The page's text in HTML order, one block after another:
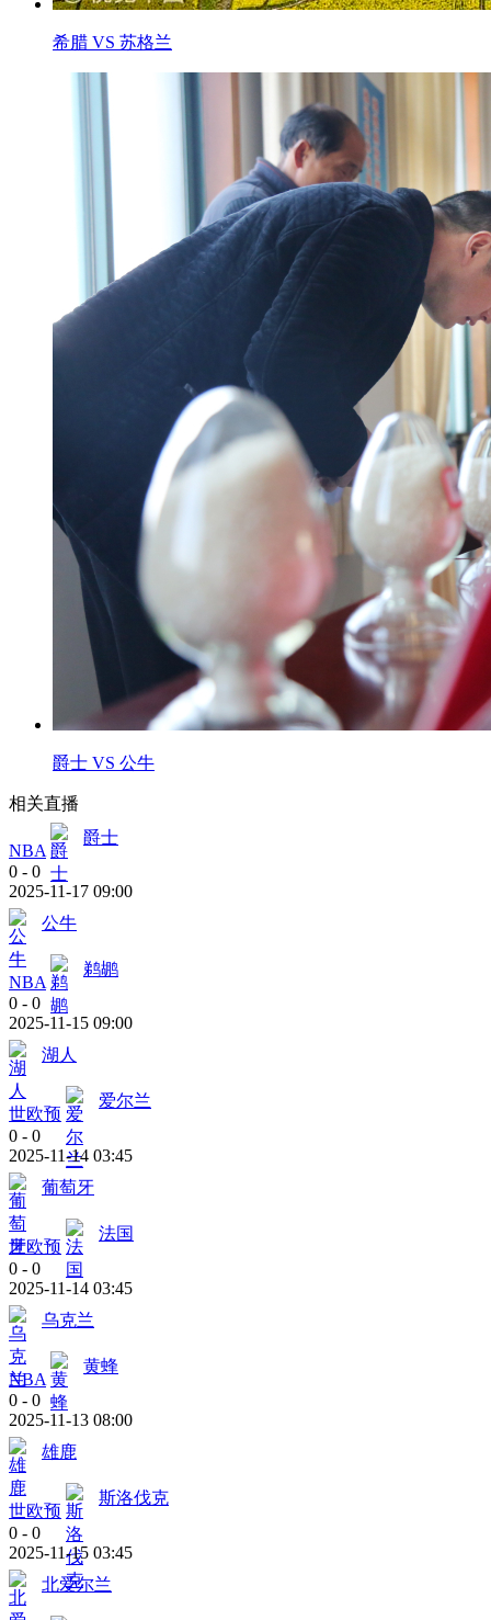
希腊 VS 苏格兰
爵士 VS 公牛
相关直播
NBA
爵士
0 - 0
2025-11-17 09:00
公牛
NBA
鹈鹕
0 - 0
2025-11-15 09:00
湖人
世欧预
爱尔兰
0 - 0
2025-11-14 03:45
葡萄牙
世欧预
法国
0 - 0
2025-11-14 03:45
乌克兰
NBA
黄蜂
0 - 0
2025-11-13 08:00
雄鹿
世欧预
斯洛伐克
0 - 0
2025-11-15 03:45
北爱尔兰